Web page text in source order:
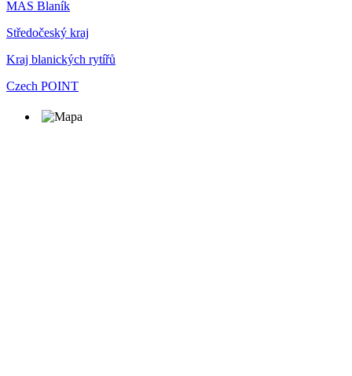
MAS Blaník
Středočeský kraj
Kraj blanických rytířů
Czech POINT